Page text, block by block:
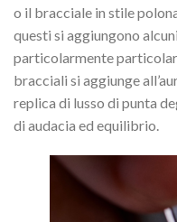
o il bracciale in stile
questi si aggiungono
particolarmente
bracciali si aggiunge
replica di lusso di punta
di audacia ed equilibrio.